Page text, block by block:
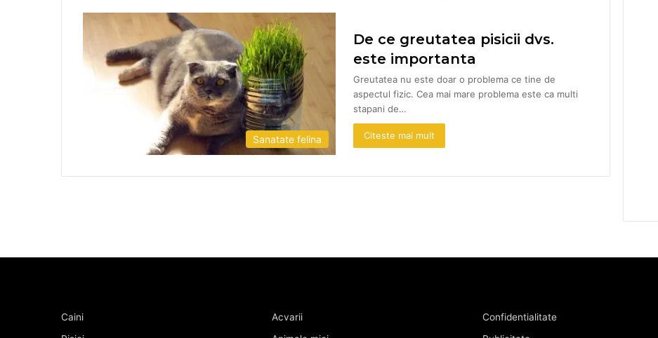
Sanatate felina
De ce greutatea pisicii dvs.
este importanta
Greutatea nu este doar o problema ce tine de
aspectul fizic. Cea mai mare problema este ca multi
stapani de…
Citeste mai mult
Caini
Acvarii
Confidentialitate